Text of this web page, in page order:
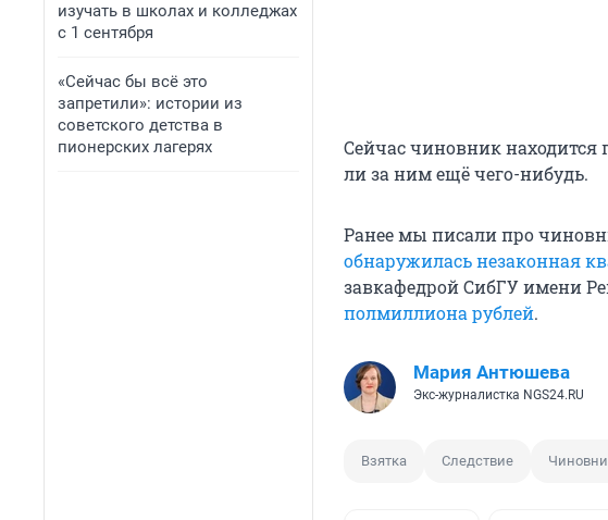
изучать в школах и колледжах
с 1 сентября
«Сейчас бы всё это
запретили»: истории из
советского детства в
пионерских лагерях
Сейчас чиновник находится
ли за ним ещё чего-нибудь.
Ранее мы писали про
обнаружилась незаконная
завкафедрой СибГУ имени
полмиллиона рублей.
Мария Антюшева
Экс-журналистка NGS24.RU
Взятка Следствие